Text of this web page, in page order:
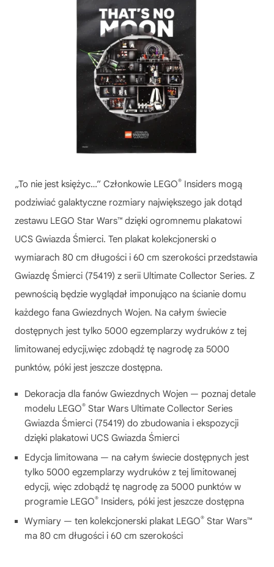
„To nie jest księżyc…” Członkowie LEGO® Insiders mogą
podziwiać galaktyczne rozmiary największego jak dotąd
zestawu LEGO Star Wars™ dzięki ogromnemu plakatowi
UCS Gwiazda Śmierci. Ten plakat kolekcjonerski o
wymiarach 80 cm długości i 60 cm szerokości przedstawia
Gwiazdę Śmierci (75419) z serii Ultimate Collector Series. Z
pewnością będzie wyglądał imponująco na ścianie domu
każdego fana Gwiezdnych Wojen. Na całym świecie
dostępnych jest tylko 5000 egzemplarzy wydruków z tej
limitowanej edycji,więc zdobądź tę nagrodę za 5000
punktów, póki jest jeszcze dostępna.
Dekoracja dla fanów Gwiezdnych Wojen — poznaj detale
modelu LEGO® Star Wars Ultimate Collector Series
Gwiazda Śmierci (75419) do zbudowania i ekspozycji
dzięki plakatowi UCS Gwiazda Śmierci
Edycja limitowana — na całym świecie dostępnych jest
tylko 5000 egzemplarzy wydruków z tej limitowanej
edycji, więc zdobądź tę nagrodę za 5000 punktów w
programie LEGO® Insiders, póki jest jeszcze dostępna
Wymiary — ten kolekcjonerski plakat LEGO® Star Wars™
ma 80 cm długości i 60 cm szerokości